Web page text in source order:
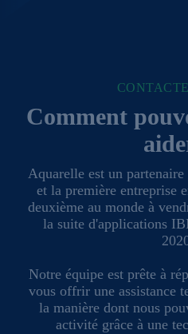
Comment
Aquarelle est un
et la première entreprise
deuxième au monde à
la suite d'applications
Notre équipe est prête à
vous offrir une assistance
la manière dont nous
activité grâce à une